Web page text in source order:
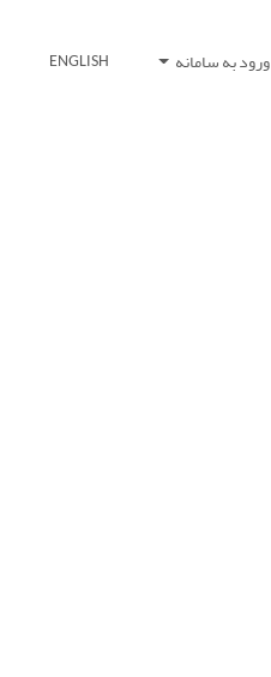
ورود به سامانه ENGLISH